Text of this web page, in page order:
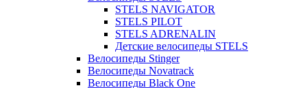
STELS NAVIGATOR
STELS PILOT
STELS ADRENALIN
Детские велосипеды STELS
Велосипеды Stinger
Велосипеды Novatrack
Велосипеды Black One